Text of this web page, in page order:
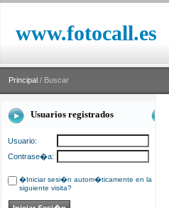
www.fotocall.es
Principal / Buscar
Usuarios registrados
Usuario:
Contrase�a:
�Iniciar sesi�n autom�ticamente en la
siguiente visita?